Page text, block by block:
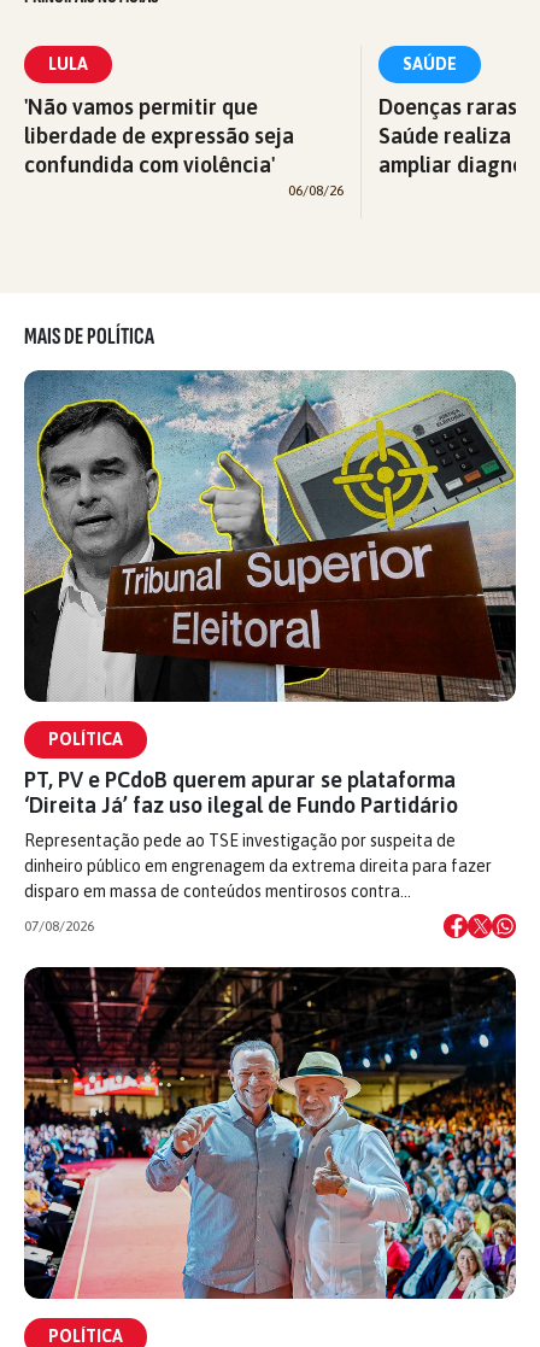
LULA
'Não vamos permitir que
liberdade de expressão seja
confundida com violência'
06/08/26
SAÚDE
Doenças raras:
Saúde realiza
ampliar
MAIS DE POLÍTICA
POLÍTICA
PT, PV e PCdoB querem apurar se plataforma
‘Direita Já’ faz uso ilegal de Fundo Partidário
Representação pede ao TSE investigação por suspeita de
dinheiro público em engrenagem da extrema direita para fazer
disparo em massa de conteúdos mentirosos contra…
07/08/2026
POLÍTICA